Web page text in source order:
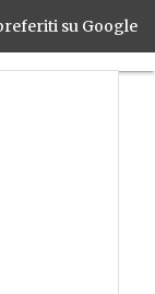
su Google
lancia